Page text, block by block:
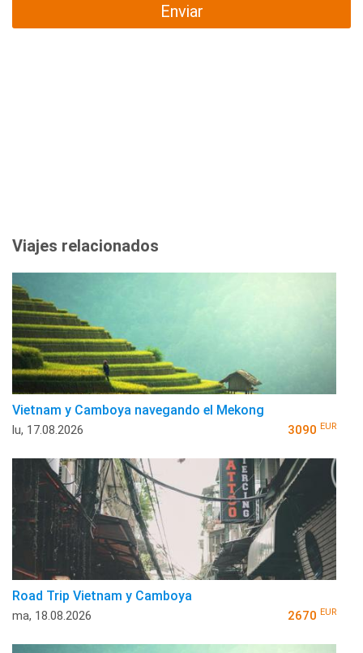
Enviar
Viajes relacionados
Vietnam y Camboya navegando el Mekong
lu, 17.08.2026 3090 EUR
Road Trip Vietnam y Camboya
ma, 18.08.2026 2670 EUR